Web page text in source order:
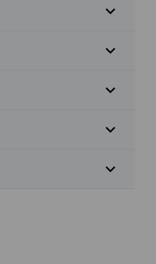
expand_more
expand_more
expand_more
expand_more
expand_more